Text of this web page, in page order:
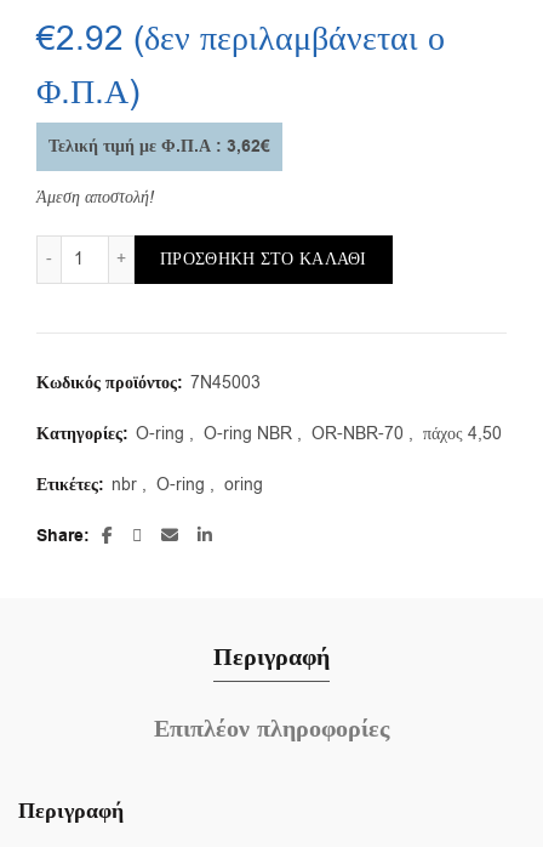
€2.92 (δεν περιλαμβάνεται ο
Φ.Π.Α)
Τελική τιμή με Φ.Π.Α : 3,62€
Άμεση αποστολή!
OR-NBR-70/a/10,00X4,50 (συσκευασία 25τμ.) ποσότητα
ΠΡΟΣΘΉΚΗ ΣΤΟ ΚΑΛΆΘΙ
Κωδικός προϊόντος: 7N45003
Κατηγορίες: O-ring , O-ring NBR , OR-NBR-70 , πάχος 4,50
Ετικέτες: nbr , O-ring , oring
Share
Περιγραφή
Επιπλέον πληροφορίες
Περιγραφή